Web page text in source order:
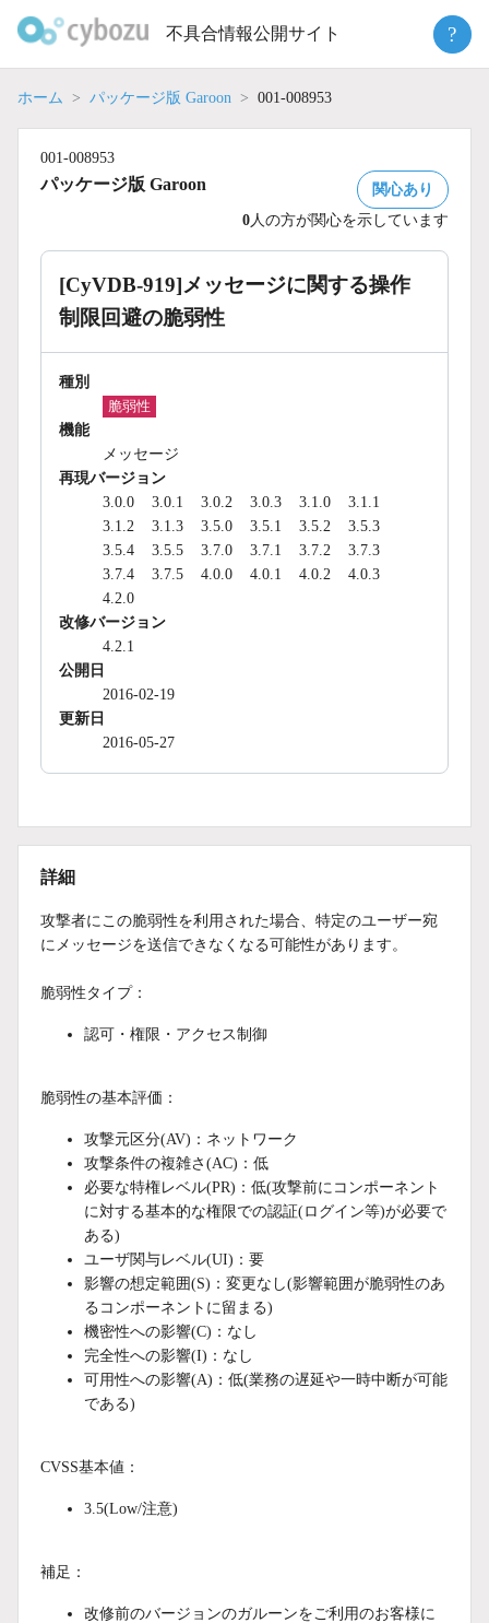
不具合情報公開サイト ?
ホーム パッケージ版 Garoon 001-008953
001-008953
パッケージ版 Garoon
関心あり
0 人の方が関心を示しています
[CyVDB-919]メッセージに関する操作
制限回避の脆弱性
種別
脆弱性
機能
メッセージ
再現バージョン
3.0.0
3.0.1 3.0.2 3.0.3 3.1.0
3.1.1
3.1.2
3.1.3 3.5.0 3.5.1 3.5.2
3.5.3
3.5.4
3.5.5 3.7.0 3.7.1 3.7.2
3.7.3
3.7.4
3.7.5 4.0.0 4.0.1 4.0.2
4.0.3
4.2.0
改修バージョン
4.2.1
公開日
2016-02-19
更新日
2016-05-27
詳細
攻撃者にこの脆弱性を利用された場合、 特定のユーザー宛
にメッセージを送信できなくなる可能性があります。
脆弱性タイプ：
認可・権限・アクセス制御
脆弱性の基本評価：
攻撃元区分(AV)：ネットワーク
攻撃条件の複雑さ(AC)：低
必要な特権レベル(PR)：低(攻撃前にコンポーネント
に対する基本的な権限での認証(ログイン等)が必要で
ある)
ユーザ関与レベル(UI)：要
影響の想定範囲(S)：変更なし(影響範囲が脆弱性のあ
るコンポーネントに留まる)
機密性への影響(C)：なし
完全性への影響(I)：なし
可用性への影響(A)：低(業務の遅延や一時中断が可能
である)
CVSS基本値：
3.5(Low/注意)
補足：
改修前のバージョンのガルーンをご利用のお客様に